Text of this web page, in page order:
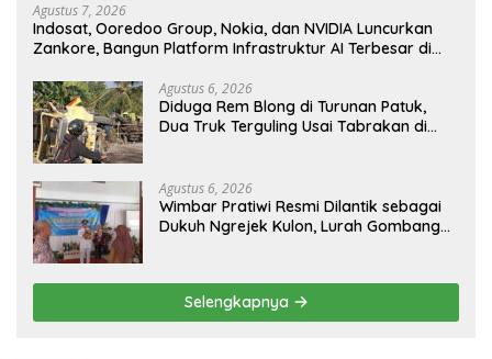
Agustus 7, 2026
Indosat, Ooredoo Group, Nokia, dan NVIDIA Luncurkan
Zankore, Bangun Platform Infrastruktur AI Terbesar di
Agustus 6, 2026
Diduga Rem Blong di Turunan Patuk,
Dua Truk Terguling Usai Tabrakan di
Agustus 6, 2026
Wimbar Pratiwi Resmi Dilantik sebagai
Dukuh Ngrejek Kulon, Lurah Gombang
Selengkapnya